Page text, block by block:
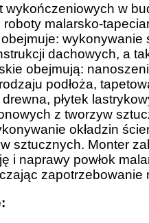
w
malarsko-
dachowych, a
obejmują:
podłoża,
płytek
z tworzyw
okładzin
sztucznych. Monter
i naprawy powłok